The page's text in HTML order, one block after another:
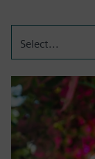
Select...